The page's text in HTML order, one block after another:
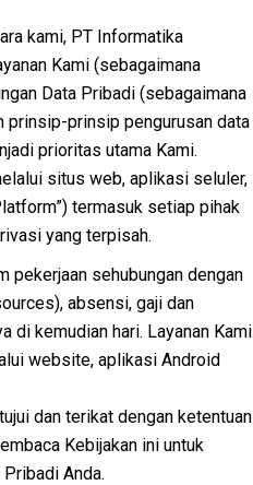
kami, PT Informatika
Kami (sebagaimana
Data Pribadi (sebagaimana
prinsip-prinsip pengurusan data
prioritas utama Kami.
situs web, aplikasi seluler,
termasuk setiap pihak
yang terpisah.
pekerjaan sehubungan dengan
absensi, gaji dan
di kemudian hari. Layanan Kami
website, aplikasi Android
dan terikat dengan ketentuan
Kebijakan ini untuk
Anda.